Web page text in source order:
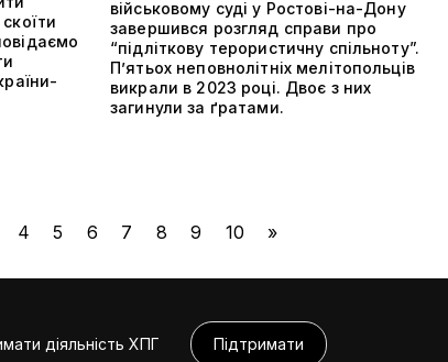
військовому суді у Ростові-на-Дону
завершився розгляд справи про
“підліткову терористичну спільноту”.
П’ятьох неповнолітніх мелітопольців
викрали в 2023 році. Двоє з них
загинули за ґратами.
4 5 6 7 8 9 10 »
діяльність ХПГ Підтримати